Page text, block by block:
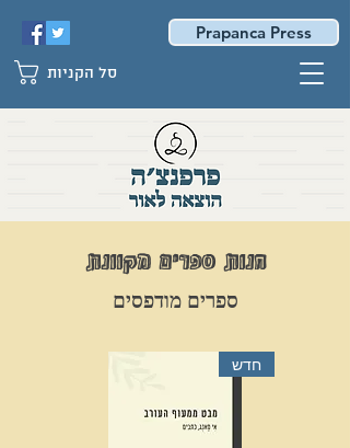
סל הקניות
Prapanca Press
חנות ספרים מקוונת
ספרים מודפסים
חדש